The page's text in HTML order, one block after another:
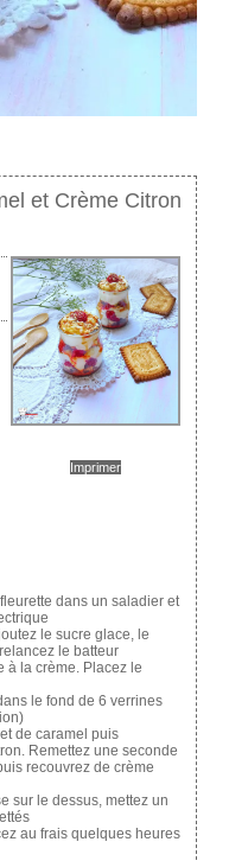
et Crème Citron
Imprimer
dans un saladier et
le sucre glace, le
le batteur
à la crème. Placez le
le fond de 6 verrines
de caramel puis
Remettez une seconde
recouvrez de crème
sur le dessus, mettez un
au frais quelques heures